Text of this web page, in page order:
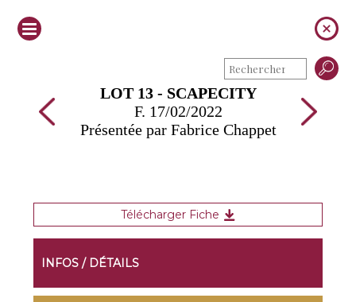
LOT 13 - SCAPECITY
F. 17/02/2022
Présentée par Fabrice Chappet
Télécharger Fiche
INFOS / DÉTAILS